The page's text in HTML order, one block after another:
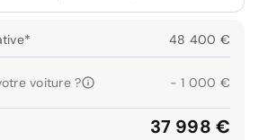
48 400 €
voiture ? - 1 000 €
37 998 €